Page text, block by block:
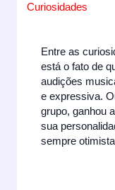
Curiosidades
Entre as
está o fato de
audições
e expressiva.
grupo, ganhou
sua
sempre